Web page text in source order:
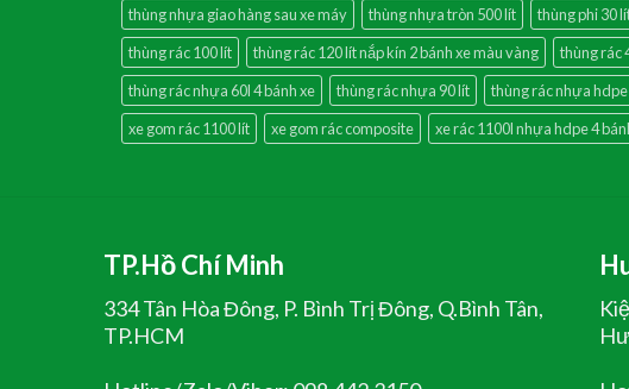
thùng nhựa giao hàng sau xe máy
thùng nhựa tròn 500 lít thùng phi 30
thùng rác 100 lít
thùng rác 120 lít nắp kín 2 bánh xe màu vàng thùng rác
thùng rác nhựa 60l 4 bánh xe
thùng rác nhựa 90 lít thùng rác nhựa
xe gom rác 1100 lít
xe gom rác composite xe rác 1100l nhựa hdpe 4
TP.Hồ Chí Minh
334 Tân Hòa Đông, P. Bình Trị Đông, Q.Bình Tân,
TP.HCM